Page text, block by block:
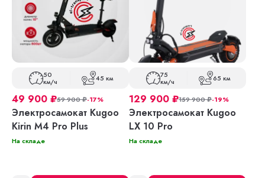
50
км/ч 45 км
49 900 ₽59 900₽-17%
Электросамокат Kugoo
Kirin M4 Pro Plus
На складе
75
км/ч 65 км
129 900 ₽159 900₽-19%
Электросамокат Kugoo
LX 10 Pro
На складе